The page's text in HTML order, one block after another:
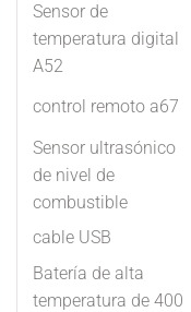
Sensor de
temperatura digital
A52
control remoto a67
Sensor ultrasónico
de nivel de
combustible
cable USB
Batería de alta
temperatura de 400